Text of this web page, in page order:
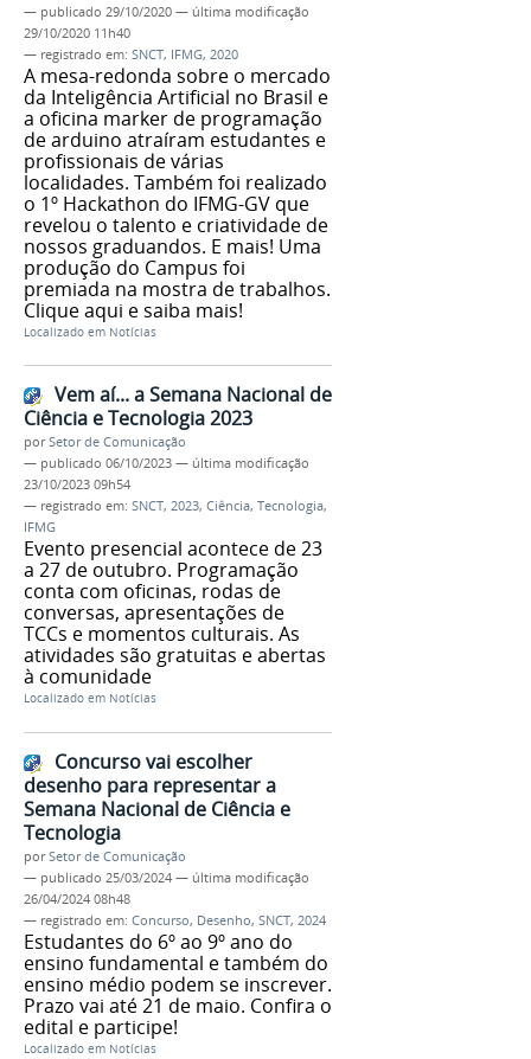
— publicado 29/10/2020 — última modificação
29/10/2020 11h40
— registrado em: SNCT, IFMG, 2020
A mesa-redonda sobre o mercado
da Inteligência Artificial no Brasil e
a oficina marker de programação
de arduino atraíram estudantes e
profissionais de várias
localidades. Também foi realizado
o 1º Hackathon do IFMG-GV que
revelou o talento e criatividade de
nossos graduandos. E mais! Uma
produção do Campus foi
premiada na mostra de trabalhos.
Clique aqui e saiba mais!
Localizado em Notícias
Vem aí... a Semana Nacional de
Ciência e Tecnologia 2023
porSetor de Comunicação
— publicado 06/10/2023 — última modificação
23/10/2023 09h54
— registrado em: SNCT, 2023, Ciência, Tecnologia,
IFMG
Evento presencial acontece de 23
a 27 de outubro. Programação
conta com oficinas, rodas de
conversas, apresentações de
TCCs e momentos culturais. As
atividades são gratuitas e abertas
à comunidade
Localizado em Notícias
Concurso vai escolher
desenho para representar a
Semana Nacional de Ciência e
Tecnologia
porSetor de Comunicação
— publicado 25/03/2024 — última modificação
26/04/2024 08h48
— registrado em: Concurso, Desenho, SNCT, 2024
Estudantes do 6º ao 9º ano do
ensino fundamental e também do
ensino médio podem se inscrever.
Prazo vai até 21 de maio. Confira o
edital e participe!
Localizado em Notícias